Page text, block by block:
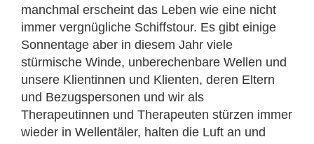
manchmal erscheint das Leben wie eine nicht
immer vergnügliche Schiffstour. Es gibt einige
Sonnentage aber in diesem Jahr viele
stürmische Winde, unberechenbare Wellen und
unsere Klientinnen und Klienten, deren Eltern
und Bezugspersonen und wir als
Therapeutinnen und Therapeuten stürzen immer
wieder in Wellentäler, halten die Luft an und